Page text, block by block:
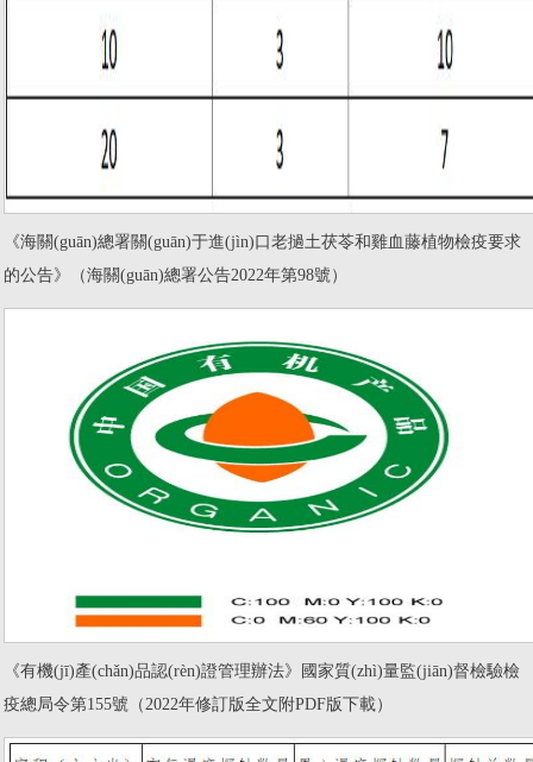
《海關(guān)總署關(guān)于進(jìn)口老撾土茯苓和雞血藤植物檢疫要求
的公告》（海關(guān)總署公告2022年第98號）
《有機(jī)產(chǎn)品認(rèn)證管理辦法》國家質(zhì)量監(jiān)督檢驗檢
疫總局令第155號（2022年修訂版全文附PDF版下載）